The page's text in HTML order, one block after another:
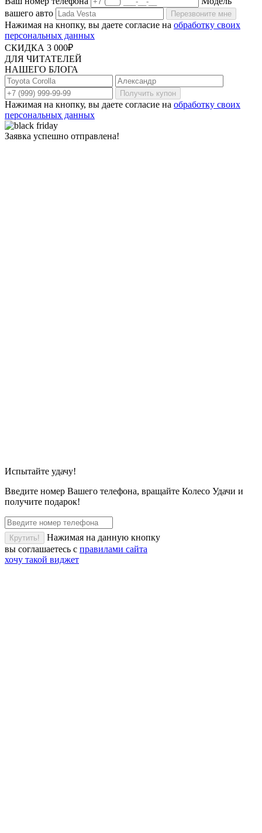
вашего авто
Перезвоните мне
Нажимая на кнопку, вы даете согласие на обработку своих
персональных данных
СКИДКА 3 000₽
ДЛЯ ЧИТАТЕЛЕЙ
НАШЕГО БЛОГА
Получить купон
Нажимая на кнопку, вы даете согласие на обработку своих
персональных данных
Заявка успешно отправлена!
Испытайте удачу!
Введите номер Вашего телефона, вращайте Колесо Удачи и
получите подарок!
Крутить!
Нажимая на данную кнопку
вы соглашаетесь с правилами сайта
хочу такой виджет